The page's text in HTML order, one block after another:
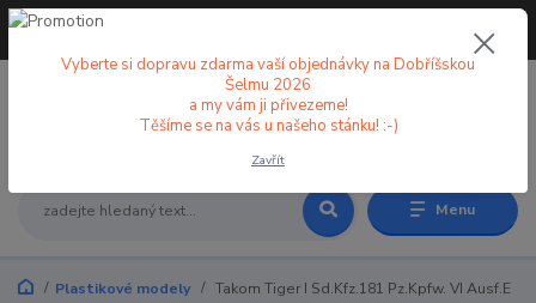
Menu
+420 773 998 582
Plastikové modely
Takom Tiger I Sd.Kfz.181 Pz.Kpfw. VI Ausf.E
Vyberte si dopravu zdarma vaší objednávky na Dobříšskou
Šelmu 2026
a my vám ji přivezeme!
Těšíme se na vás u našeho stánku! :-)
Zavřít